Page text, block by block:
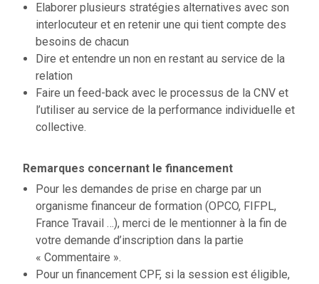
Elaborer plusieurs stratégies alternatives avec son
interlocuteur et en retenir une qui tient compte des
besoins de chacun
Dire et entendre un non en restant au service de la
relation
Faire un feed-back avec le processus de la CNV et
l’utiliser au service de la performance individuelle et
collective.
Remarques concernant le financement
Pour les demandes de prise en charge par un
organisme financeur de formation (OPCO, FIFPL,
France Travail …), merci de le mentionner à la fin de
votre demande d’inscription dans la partie
« Commentaire ».
Pour un financement CPF, si la session est éligible,